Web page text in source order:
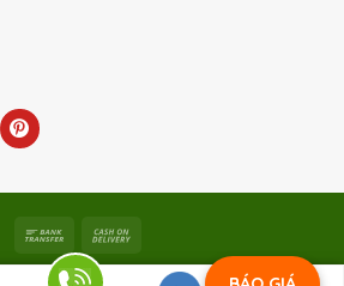
Viet Xanh Industry|Thiết bị công